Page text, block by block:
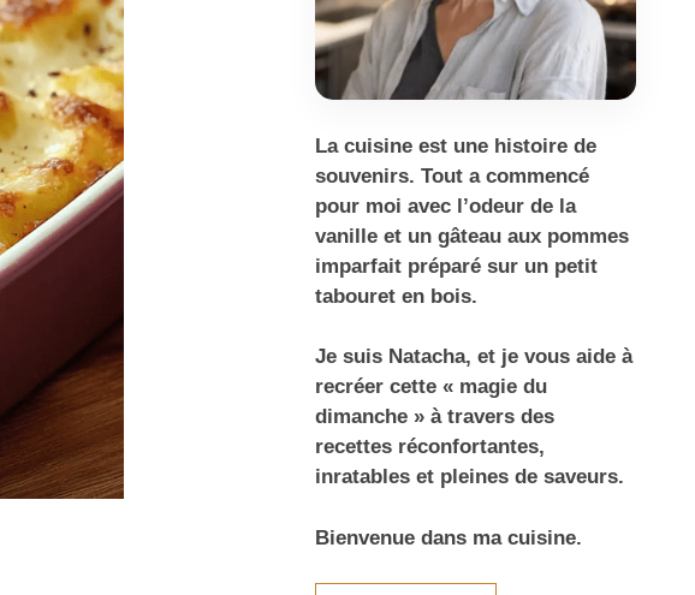
La cuisine est une histoire de
souvenirs. Tout a commencé
pour moi avec l’odeur de la
vanille et un gâteau aux pommes
imparfait préparé sur un petit
tabouret en bois.
Je suis Natacha, et je vous aide à
recréer cette « magie du
dimanche » à travers des
recettes réconfortantes,
inratables et pleines de saveurs.
Bienvenue dans ma cuisine.